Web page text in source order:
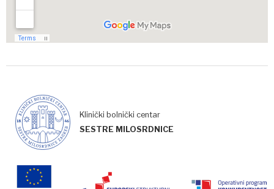
Klinički bolnički centar
SESTRE MILOSRDNICE